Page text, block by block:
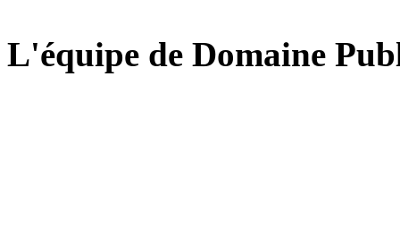
L'équipe de Domaine